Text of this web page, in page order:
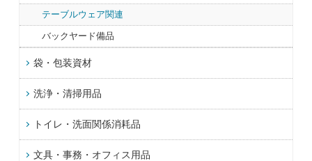
テーブルウェア関連
バックヤード備品
袋・包装資材
洗浄・清掃用品
トイレ・洗面関係消耗品
文具・事務・オフィス用品